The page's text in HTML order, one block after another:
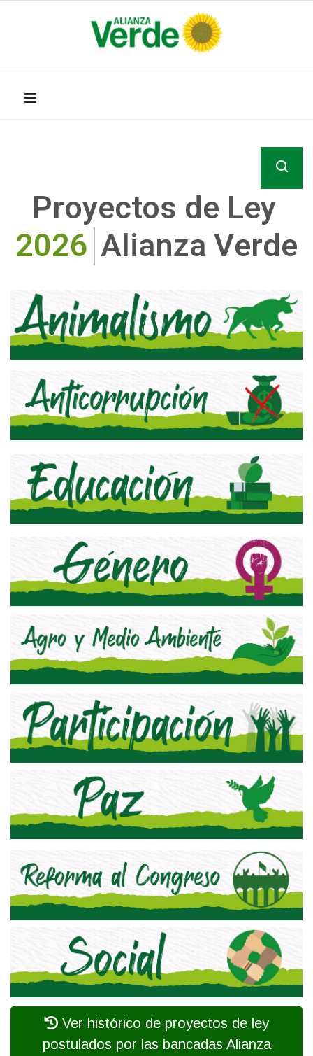
Proyectos de Ley
2026Alianza Verde
Ver histórico de proyectos de ley
postulados por las bancadas Alianza